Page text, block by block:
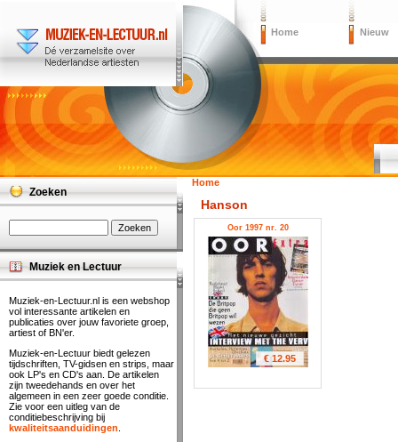
Home Nieuw
Home
Hanson
Oor 1997 nr. 20
€ 12.95
Zoeken
Muziek en Lectuur
Muziek-en-Lectuur.nl is een webshop
vol interessante artikelen en
publicaties over jouw favoriete groep,
artiest of BN'er.
Muziek-en-Lectuur biedt gelezen
tijdschriften, TV-gidsen en strips, maar
ook LP's en CD's aan. De artikelen
zijn tweedehands en over het
algemeen in een zeer goede conditie.
Zie voor een uitleg van de
conditiebeschrijving bij
kwaliteitsaanduidingen